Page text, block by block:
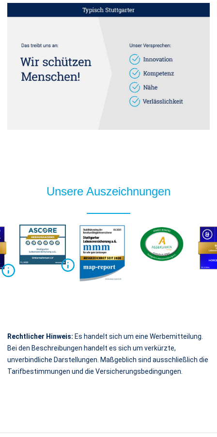
Unsere Auszeichnungen
Rechtlicher Hinweis: Es handelt sich um eine Werbemitteilung.
Bei den Beschreibungen handelt es sich um verkürzte,
unverbindliche Darstellungen. Maßgeblich sind ausschließlich die
Tarifbestimmungen und die Versicherungsbedingungen.